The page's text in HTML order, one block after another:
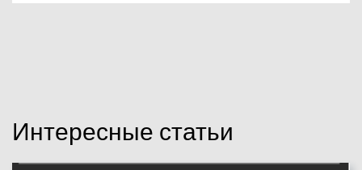
Интересные статьи